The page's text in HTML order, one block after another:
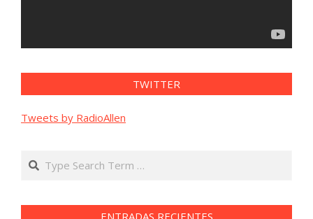
TWITTER
Tweets by RadioAllen
Search
ENTRADAS RECIENTES